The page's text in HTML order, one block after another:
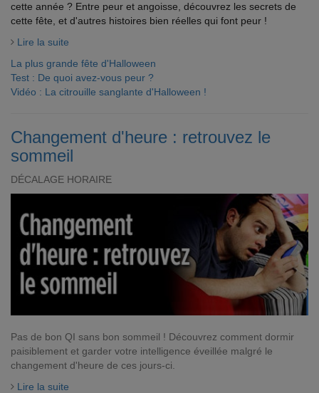
cette année ? Entre peur et angoisse, découvrez les secrets de
cette fête, et d'autres histoires bien réelles qui font peur !
Lire la suite
La plus grande fête d'Halloween
Test : De quoi avez-vous peur ?
Vidéo : La citrouille sanglante d'Halloween !
Changement d'heure : retrouvez le
sommeil
DÉCALAGE HORAIRE
Pas de bon QI sans bon sommeil ! Découvrez comment dormir
paisiblement et garder votre intelligence éveillée malgré le
changement d'heure de ces jours-ci.
Lire la suite